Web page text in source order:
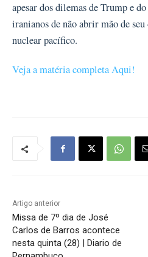
apesar dos dilemas de Trump e
iranianos de não abrir mão de
nuclear pacífico.
Veja a matéria completa Aqui!
Artigo anterior
Missa de 7º dia de José
Carlos de Barros acontece
nesta quinta (28) | Diario de